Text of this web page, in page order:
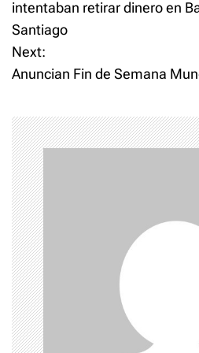
s
t
a
v
i
g
a
t
i
intentaban retirar dinero en
Santiago
Next:
Anuncian Fin de Semana